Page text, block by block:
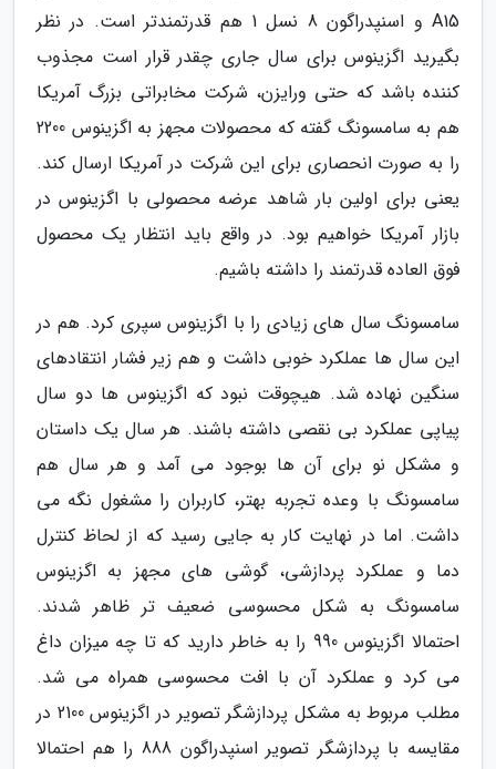
A15 و اسنپدراگون 8 نسل 1 هم قدرتمندتر است. در نظر
بگیرید اگزینوس برای سال جاری چقدر قرار است مجذوب
کننده باشد که حتی ورایزن، شرکت مخابراتی بزرگ آمریکا
هم به سامسونگ گفته که محصولات مجهز به اگزینوس 2200
را به صورت انحصاری برای این شرکت در آمریکا ارسال کند.
یعنی برای اولین بار شاهد عرضه محصولی با اگزینوس در
بازار آمریکا خواهیم بود. در واقع باید انتظار یک محصول
فوق العاده قدرتمند را داشته باشیم.
سامسونگ سال های زیادی را با اگزینوس سپری کرد. هم در
این سال ها عملکرد خوبی داشت و هم زیر فشار انتقادهای
سنگین نهاده شد. هیچوقت نبود که اگزینوس ها دو سال
پیاپی عملکرد بی نقصی داشته باشند. هر سال یک داستان
و مشکل نو برای آن ها بوجود می آمد و هر سال هم
سامسونگ با وعده تجربه بهتر، کاربران را مشغول نگه می
داشت. اما در نهایت کار به جایی رسید که از لحاظ کنترل
دما و عملکرد پردازشی، گوشی های مجهز به اگزینوس
سامسونگ به شکل محسوسی ضعیف تر ظاهر شدند.
احتمالا اگزینوس 990 را به خاطر دارید که تا چه میزان داغ
می کرد و عملکرد آن با افت محسوسی همراه می شد.
مطلب مربوط به مشکل پردازشگر تصویر در اگزینوس 2100 در
مقایسه با پردازشگر تصویر اسنپدراگون 888 را هم احتمالا